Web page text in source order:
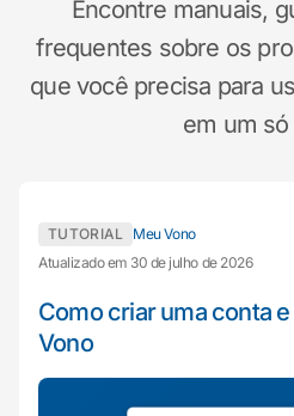
Encontre manuais,
frequentes sobre os
que você precisa para
em um só
TUTORIAL Meu Vono
Atualizado em 30 de julho de 2026
Como criar uma conta
Vono